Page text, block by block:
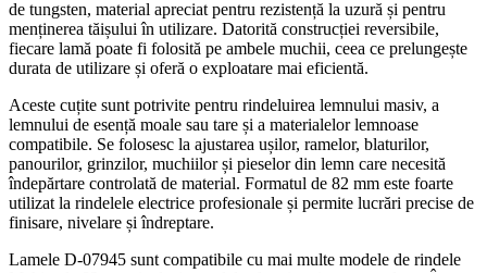
de tungsten, material apreciat pentru rezistență la uzură și pentru
menținerea tăișului în utilizare. Datorită construcției reversibile,
fiecare lamă poate fi folosită pe ambele muchii, ceea ce prelungește
durata de utilizare și oferă o exploatare mai eficientă.
Aceste cuțite sunt potrivite pentru rindeluirea lemnului masiv, a
lemnului de esență moale sau tare și a materialelor lemnoase
compatibile. Se folosesc la ajustarea ușilor, ramelor, blaturilor,
panourilor, grinzilor, muchiilor și pieselor din lemn care necesită
îndepărtare controlată de material. Formatul de 82 mm este foarte
utilizat la rindelele electrice profesionale și permite lucrări precise de
finisare, nivelare și îndreptare.
Lamele D-07945 sunt compatibile cu mai multe modele de rindele